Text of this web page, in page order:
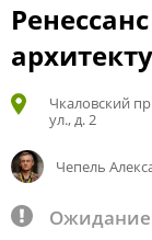
Чкаловский
ул., д. 2
Чепель
Ожидание